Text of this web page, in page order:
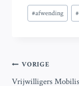
Bericht
tags:
#afwending #
Bericht
VORIGE
Vrijwilligers